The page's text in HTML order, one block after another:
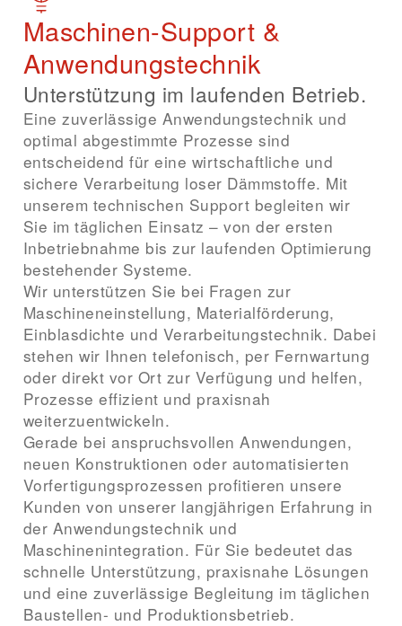
Maschinen-Support &
Anwendungstechnik
Unterstützung im laufenden Betrieb.
Eine zuverlässige Anwendungstechnik und
optimal abgestimmte Prozesse sind
entscheidend für eine wirtschaftliche und
sichere Verarbeitung loser Dämmstoffe. Mit
unserem technischen Support begleiten wir
Sie im täglichen Einsatz – von der ersten
Inbetriebnahme bis zur laufenden Optimierung
bestehender Systeme.
Wir unterstützen Sie bei Fragen zur
Maschineneinstellung, Materialförderung,
Einblasdichte und Verarbeitungstechnik. Dabei
stehen wir Ihnen telefonisch, per Fernwartung
oder direkt vor Ort zur Verfügung und helfen,
Prozesse effizient und praxisnah
weiterzuentwickeln.
Gerade bei anspruchsvollen Anwendungen,
neuen Konstruktionen oder automatisierten
Vorfertigungsprozessen profitieren unsere
Kunden von unserer langjährigen Erfahrung in
der Anwendungstechnik und
Maschinenintegration. Für Sie bedeutet das
schnelle Unterstützung, praxisnahe Lösungen
und eine zuverlässige Begleitung im täglichen
Baustellen- und Produktionsbetrieb.